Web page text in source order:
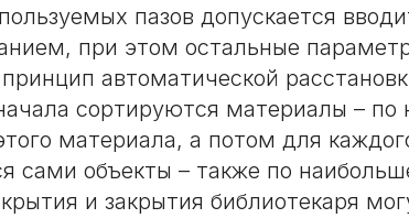
пазов допускается
при этом остальные
автоматической
сортируются материалы – по
материала, а потом для
сами объекты – также по
и закрытия библиотекаря